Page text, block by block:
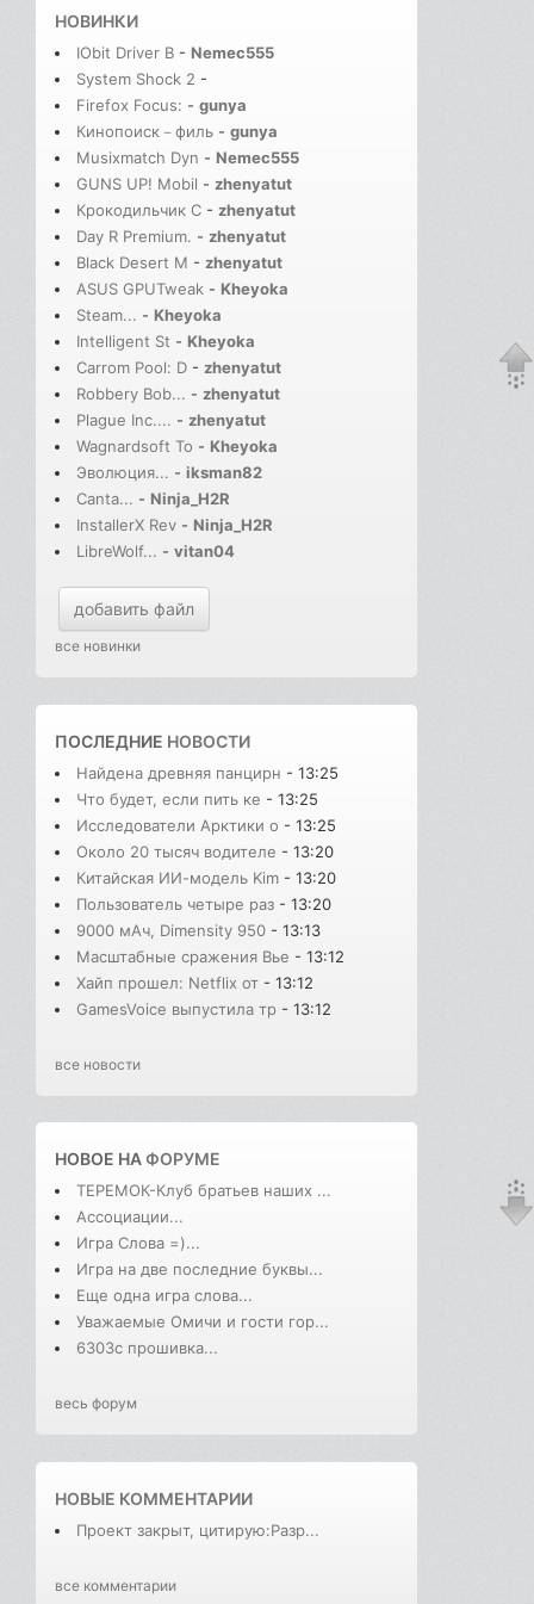
НОВИНКИ
IObit Driver B - Nemec555
System Shock 2 -
Firefox Focus: - gunya
Кинопоиск－филь - gunya
Musixmatch Dyn - Nemec555
GUNS UP! Mobil - zhenyatut
Крокодильчик С - zhenyatut
Day R Premium. - zhenyatut
Black Desert M - zhenyatut
ASUS GPUTweak - Kheyoka
Steam... - Kheyoka
Intelligent St - Kheyoka
Carrom Pool: D - zhenyatut
Robbery Bob... - zhenyatut
Plague Inc.... - zhenyatut
Wagnardsoft To - Kheyoka
Эволюция... - iksman82
Canta... - Ninja_H2R
InstallerX Rev - Ninja_H2R
LibreWolf... - vitan04
добавить файл
все новинки
ПОСЛЕДНИЕ НОВОСТИ
Найдена древняя панцирн - 13:25
Что будет, если пить ке - 13:25
Исследователи Арктики о - 13:25
Около 20 тысяч водителе - 13:20
Китайская ИИ-модель Kim - 13:20
Пользователь четыре раз - 13:20
9000 мАч, Dimensity 950 - 13:13
Масштабные сражения Вье - 13:12
Хайп прошел: Netflix от - 13:12
GamesVoice выпустила тр - 13:12
все новости
НОВОЕ НАФОРУМЕ
ТЕРЕМОК-Клуб братьев наших ...
Ассоциации...
Игра Слова =)...
Игра на две последние буквы...
Еще одна игра слова...
Уважаемые Омичи и гости гор...
6303с прошивка...
весь форум
НОВЫЕ КОММЕНТАРИИ
Проект закрыт, цитирую:Разр...
все комментарии